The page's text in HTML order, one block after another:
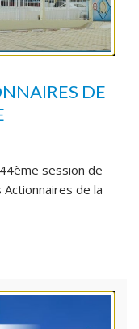
DE
session de
de la